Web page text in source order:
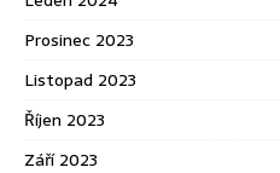
Prosinec 2023
Listopad 2023
Říjen 2023
Září 2023